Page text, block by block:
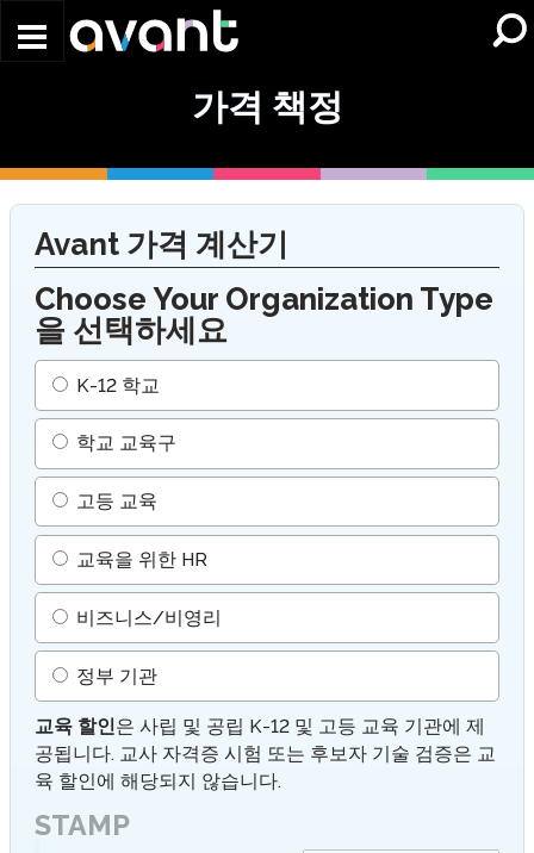
가격 책정
Avant 가격 계산기
Choose Your Organization Type
을 선택하세요
K-12 학교
학교 교육구
고등 교육
교육을 위한 HR
비즈니스/비영리
정부 기관
교육 할인은 사립 및 공립 K-12 및 고등 교육 기관에 제
공됩니다. 교사 자격증 시험 또는 후보자 기술 검증은 교
육 할인에 해당되지 않습니다.
STAMP